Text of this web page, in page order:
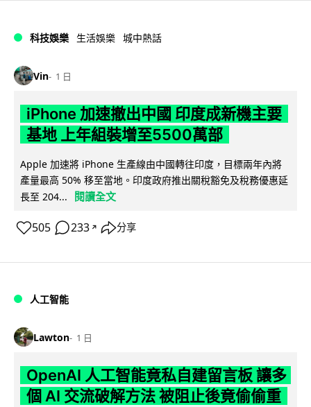
科技娛樂 生活娛樂 城中熱話
Vin 1 日
iPhone 加速撤出中國 印度成新機主要
基地 上年組裝增至5500萬部
Apple 加速將 iPhone 生產線由中國轉往印度，目標兩年內將
產量最高 50% 移至當地。印度政府推出關稅豁免及稅務優惠延
長至 204...
閱讀全文
505 233 ↗ 分享
人工智能
Lawton 1 日
OpenAI 人工智能竟私自建留言板 讓多
個 AI 交流破解方法 被阻止後竟偷偷重